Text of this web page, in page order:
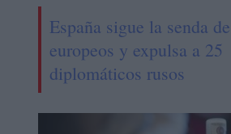
España sigue la senda
europeos y expulsa a 25
diplomáticos rusos